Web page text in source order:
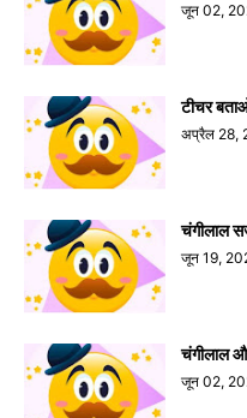
जून 02,
टीचर
अप्रैल 28,
चंगीलाल
जून 19,
चंगीलाल
जून 02,